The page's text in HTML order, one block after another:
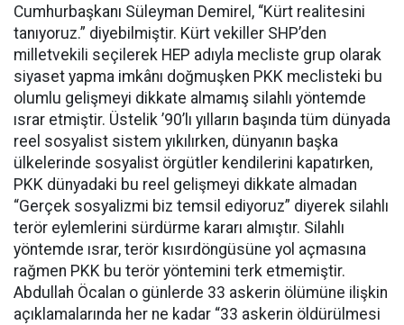
Cumhurbaşkanı Süleyman Demirel, “Kürt realitesini
tanıyoruz.” diyebilmiştir. Kürt vekiller SHP’den
milletvekili seçilerek HEP adıyla mecliste grup olarak
siyaset yapma imkânı doğmuşken PKK meclisteki bu
olumlu gelişmeyi dikkate almamış silahlı yöntemde
ısrar etmiştir. Üstelik ’90’lı yılların başında tüm dünyada
reel sosyalist sistem yıkılırken, dünyanın başka
ülkelerinde sosyalist örgütler kendilerini kapatırken,
PKK dünyadaki bu reel gelişmeyi dikkate almadan
“Gerçek sosyalizmi biz temsil ediyoruz” diyerek silahlı
terör eylemlerini sürdürme kararı almıştır. Silahlı
yöntemde ısrar, terör kısırdöngüsüne yol açmasına
rağmen PKK bu terör yöntemini terk etmemiştir.
Abdullah Öcalan o günlerde 33 askerin ölümüne ilişkin
açıklamalarında her ne kadar “33 askerin öldürülmesi